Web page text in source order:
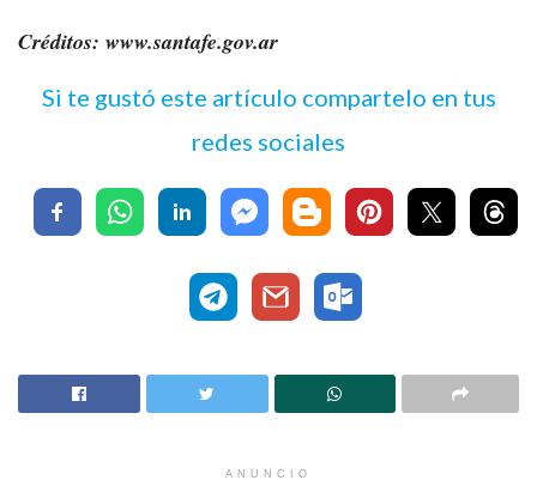
Créditos: www.santafe.gov.ar
Si te gustó este artículo compartelo en tus
redes sociales
ANUNCIO